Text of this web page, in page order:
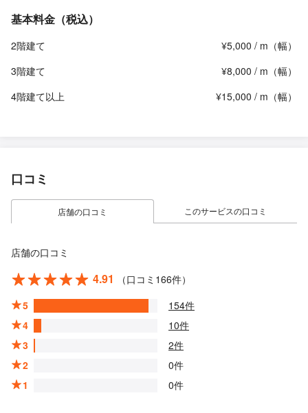
基本料金（税込）
2階建て
¥5,000 / m（幅）
3階建て
¥8,000 / m（幅）
4階建て以上
¥15,000 / m（幅）
口コミ
店舗の口コミ このサービスの口コミ
店舗の口コミ
4.91
（口コミ166件）
5
154件
4
10件
3
2件
2
0件
1
0件